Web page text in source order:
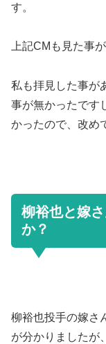
す。
上記CMも見た事
私も拝見した事が
事が無かったです
かったので、改め
柳裕也と嫁
か？
柳裕也投手の嫁さ
が分かりましたが